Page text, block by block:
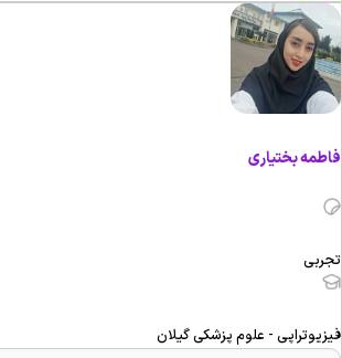
بختیاری
- علوم پزشکی گیلان